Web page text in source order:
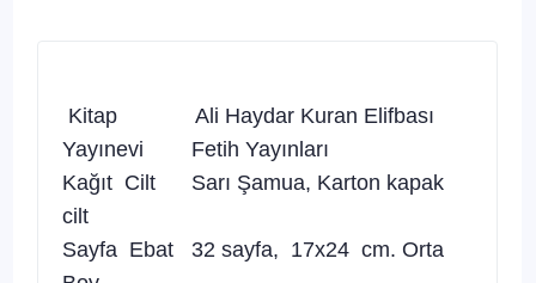
Kitap Ali Haydar Kuran Elifbası
Yayınevi Fetih Yayınları
Kağıt Cilt Sarı Şamua, Karton kapak
cilt
Sayfa Ebat 32 sayfa, 17x24 cm. Orta